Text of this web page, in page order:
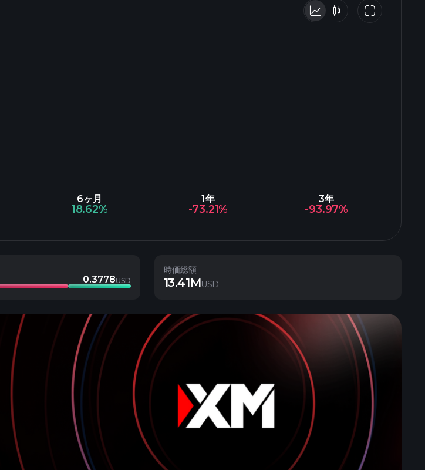
6ヶ月
18.62%
1年
-73.21%
3年
-93.97%
0.3778USD
時価総額
13.41MUSD